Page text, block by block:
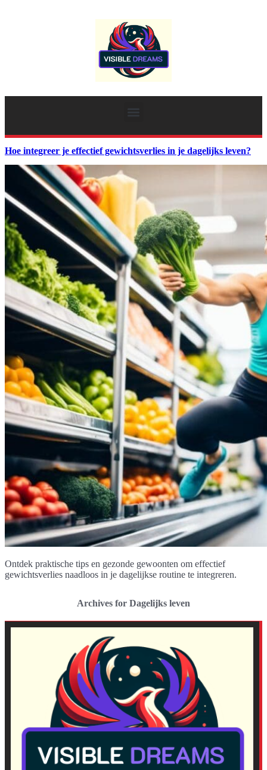
Hoe integreer je effectief gewichtsverlies in je dagelijks leven?
Ontdek praktische tips en gezonde gewoonten om effectief
gewichtsverlies naadloos in je dagelijkse routine te integreren.
Archives for Dagelijks leven